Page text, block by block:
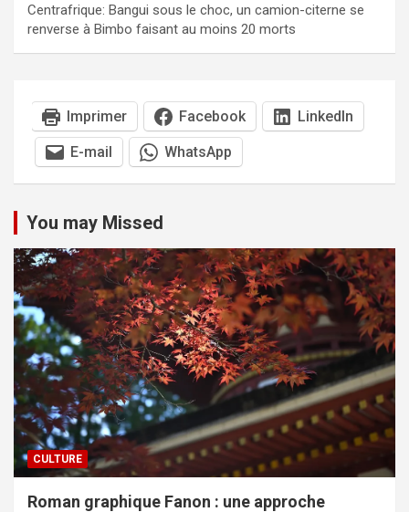
Centrafrique: Bangui sous le choc, un camion-citerne se
renverse à Bimbo faisant au moins 20 morts
Imprimer Facebook LinkedIn
E-mail WhatsApp
You may Missed
CULTURE
Roman graphique Fanon : une approche